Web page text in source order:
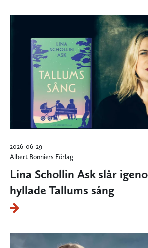
2026-06-29
Albert Bonniers Förlag
Lina Schollin Ask slår
hyllade Tallums sång